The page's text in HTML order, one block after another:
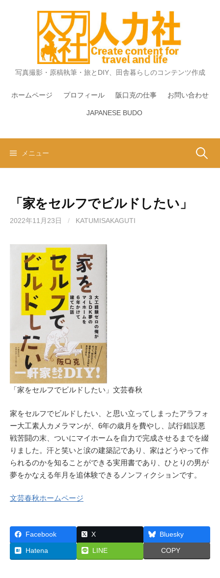
写真撮影・原稿執筆・旅とDIY、田舎暮らしのコンテンツ作成
ホームページ プロフィール 阪口克の仕事 お問い合わせ
JAPANESE BUDO
メニュー 検
「家をセルフでビルドしたい」
2022年11月23日 / KATUMISAKAGUTI
「家をセルフでビルドしたい」文芸春秋
家をセルフでビルドしたい、と思い立ってしまったアラフォ
ー大工素人カメラマンが、6年の歳月を費やし、試行錯誤悪
戦苦闘の末、ついにマイホームを自力で完成させるまでを綴
りました。汗と笑いと涙の建築記であり、家はどうやって作
られるのかを知ることができる実用書であり、ひとりの男が
夢をかなえる年月を追体験できるノンフィクションです。
文芸春秋ホームページ
Facebook X Bluesky
Hatena LINE COPY